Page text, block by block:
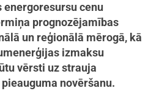
cenu
prognozējamības
un reģionālā mērogā, kā
izmaksu
vērsti uz strauja
novēršanu.